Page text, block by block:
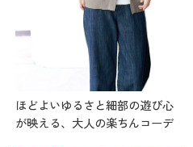
ほどよいゆるさと細部の遊び心
が映える、大人の楽ちんコーデ